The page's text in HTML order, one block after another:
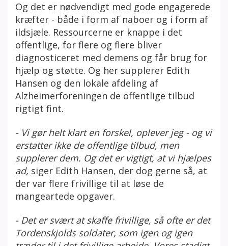
Og det er nødvendigt med gode engagerede
kræfter - både i form af naboer og i form af
ildsjæle. Ressourcerne er knappe i det
offentlige, for flere og flere bliver
diagnosticeret med demens og får brug for
hjælp og støtte. Og her supplerer Edith
Hansen og den lokale afdeling af
Alzheimerforeningen de offentlige tilbud
rigtigt fint.
- Vi gør helt klart en forskel, oplever jeg - og vi
erstatter ikke de offentlige tilbud, men
supplerer dem. Og det er vigtigt, at vi hjælpes
ad, siger Edith Hansen, der dog gerne så, at
der var flere frivillige til at løse de
mangeartede opgaver.
- Det er svært at skaffe frivillige, så ofte er det
Tordenskjolds soldater, som igen og igen